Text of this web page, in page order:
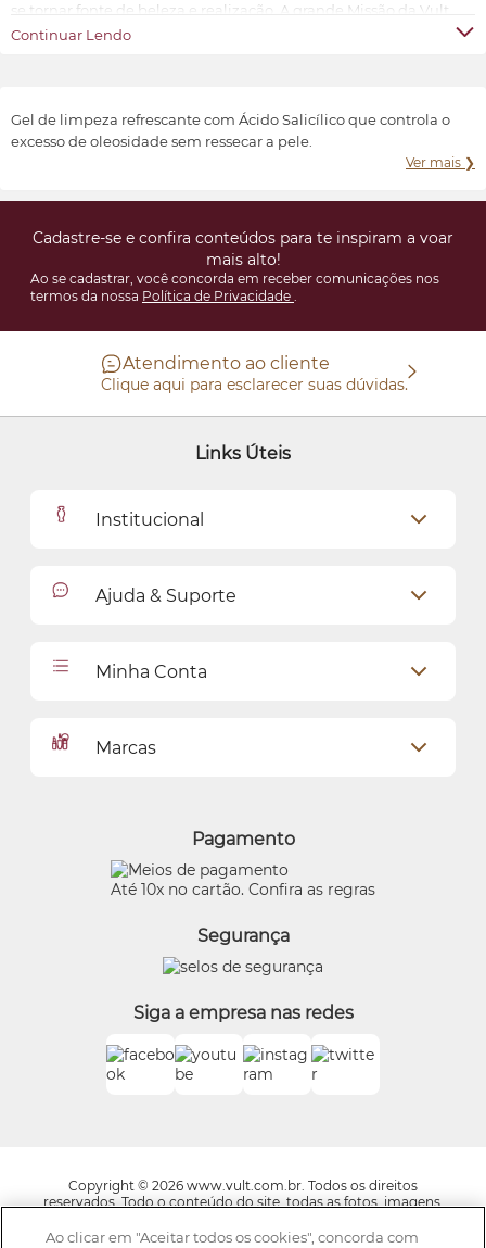
se tornar fonte de beleza e realização. A grande Missão da Vult
Cosmética é oferecer ao universo feminino a possibilidade de ter
Continuar Lendo
Gel de limpeza refrescante com Ácido Salicílico que controla o
excesso de oleosidade sem ressecar a pele.
Ver mais ❯
Cadastre-se e confira conteúdos para te inspiram a voar
mais alto!
Ao se cadastrar, você concorda em receber comunicações nos
termos da nossa Política de Privacidade .
Atendimento ao cliente
Clique aqui para esclarecer suas dúvidas.
Links Úteis
Institucional
Como Comprar
Ajuda & Suporte
Seja uma revendedora
Pagamentos
Política de Privacidade
Preferências de Cookies
Termos de Uso
Trocas e Devoluções
Minha Conta
Meus endereços
Marcas
Quem Disse, Berenice?
Beleza na Web
Boticário Internacional
Pagamento
Até 10x no cartão. Confira as regras
Segurança
Siga a empresa nas redes
Copyright © 2026 www.vult.com.br. Todos os direitos
reservados. Todo o conteúdo do site, todas as fotos, imagens,
layout, trade dress, aqui veiculados são de propriedade exclusiva
Ao clicar em "Aceitar todos os cookies", concorda com